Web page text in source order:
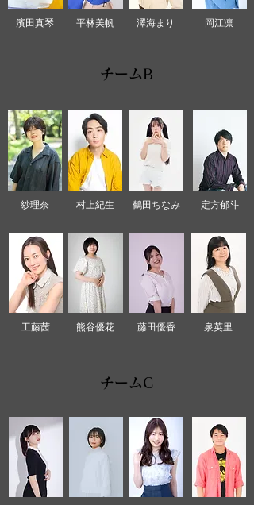
濱田真琴 平林美帆 澤海まり 岡江凛
チームB
紗理奈 村上紀生 鶴田ちなみ 定方郁斗
工藤茜 熊谷優花 藤田優香 泉英里
チームC